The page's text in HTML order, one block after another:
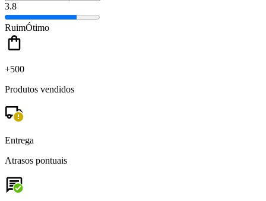
3.8
RuimÓtimo
+500
Produtos vendidos
Entrega
Atrasos pontuais